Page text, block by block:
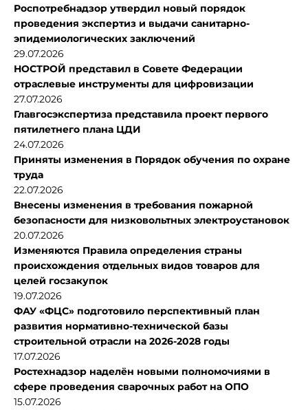
Роспотребнадзор утвердил новый порядок
проведения экспертиз и выдачи санитарно-
эпидемиологических заключений
29.07.2026
НОСТРОЙ представил в Совете Федерации
отраслевые инструменты для цифровизации
27.07.2026
Главгосэкспертиза представила проект первого
пятилетнего плана ЦДИ
24.07.2026
Приняты изменения в Порядок обучения по охране
труда
22.07.2026
Внесены изменения в требования пожарной
безопасности для низковольтных электроустановок
20.07.2026
Изменяются Правила определения страны
происхождения отдельных видов товаров для
целей госзакупок
19.07.2026
ФАУ «ФЦС» подготовило перспективный план
развития нормативно-технической базы
строительной отрасли на 2026-2028 годы
17.07.2026
Ростехнадзор наделён новыми полномочиями в
сфере проведения сварочных работ на ОПО
15.07.2026